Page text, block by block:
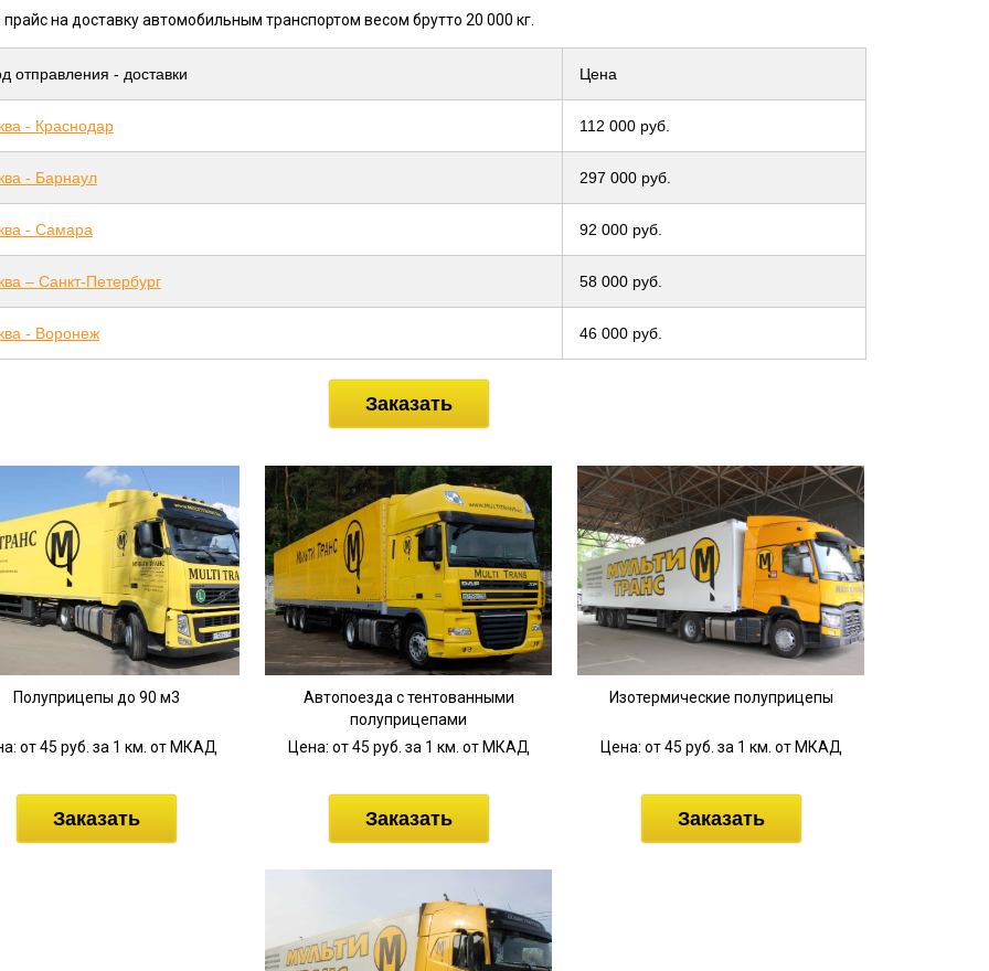
на доставку автомобильным транспортом весом брутто 20 000 кг.
отправления - доставки Цена
- Краснодар 112 000 руб.
- Барнаул 297 000 руб.
- Самара 92 000 руб.
– Санкт-Петербург 58 000 руб.
- Воронеж 46 000 руб.
Заказать
Полуприцепы до 90 м3
от 45 руб. за 1 км. от МКАД
Заказать
Автопоезда с тентованными
полуприцепами
Цена: от 45 руб. за 1 км. от МКАД
Заказать
Изотермические полуприцепы
Цена: от 45 руб. за 1 км. от МКАД
Заказать